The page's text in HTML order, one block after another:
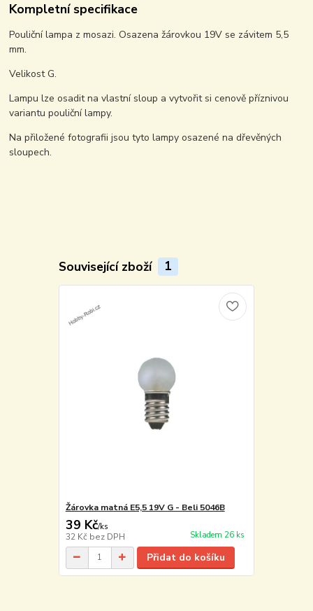
Kompletní specifikace
Pouliční lampa z mosazi. Osazena žárovkou 19V se závitem 5,5
mm.
Velikost G.
Lampu lze osadit na vlastní sloup a vytvořit si cenově příznivou
variantu pouliční lampy.
Na přiložené fotografii jsou tyto lampy osazené na dřevěných
sloupech.
Související zboží 1
Žárovka matná E5,5 19V G - Beli 5046B
39 Kč/ks
32 Kč bez DPH Skladem 26 ks
Přidat do košíku